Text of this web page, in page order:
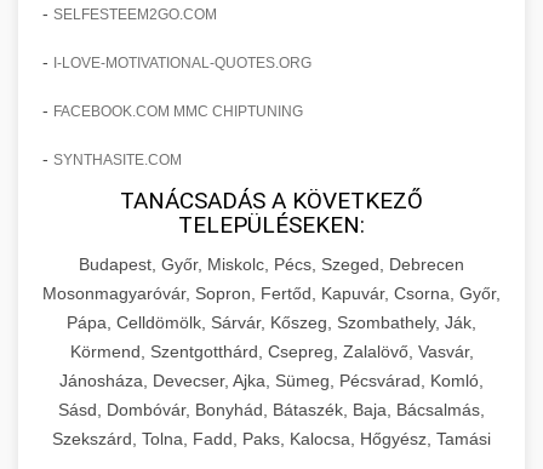
amelyek valós eredményeket hoznak.
szonyegtisztito.net
marketing stratégiai tervrajz
útjáról, bemutatva az utat a küzdő praxistól a
virágzó vállalkozásig 150%-os növekedéssel.
klinika átalakulási történet
Érdeklődés 150%-os Fokozása
Technikák és módszerek a páciensek
érdeklődésének és elkötelezettségének drámai
növeléséhez. Egy 150%-os fellendülési
esettanulmány gyakorlati betekintésekkel.
weboldal-keszites.co
elkötelezettség erősítési módszerek
🎮 19. AI Google Ads és Meta
Kampány Kezelés
Fejlett AI-alapú Google Ads és Meta hirdetési
kampánykezelés. Optimalizálja hirdetési
költségvetését gépi tanulással és
automatizálással.
aikampany.hu AI hirdetési automatizálás
🍞 20. Ipari Dagasztógép +
Professzionális ipari dagasztógépek és
tésztakeverő gépek pékségek és kereskedelmi
konyhák számára. Masszív konstrukció
🔪 21. Ipari Szeletelőgép +
- SELFESTEEM2GO.COM
- I-LOVE-MOTIVATIONAL-QUOTES.ORG
- FACEBOOK.COM MMC CHIPTUNING
- SYNTHASITE.COM
TANÁCSADÁS A KÖVETKEZŐ
TELEPÜLÉSEKEN:
Budapest, Győr, Miskolc, Pécs, Szeged, Debrecen
Mosonmagyaróvár, Sopron, Fertőd, Kapuvár, Csorna, Győr,
Pápa, Celldömölk, Sárvár, Kőszeg, Szombathely, Ják,
Körmend, Szentgotthárd, Csepreg, Zalalövő, Vasvár,
Jánosháza, Devecser, Ajka, Sümeg, Pécsvárad, Komló,
Sásd, Dombóvár, Bonyhád, Bátaszék, Baja, Bácsalmás,
Szekszárd, Tolna, Fadd, Paks, Kalocsa, Hőgyész, Tamási